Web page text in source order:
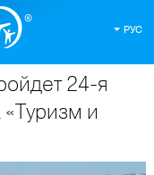
РУС
24-я
и